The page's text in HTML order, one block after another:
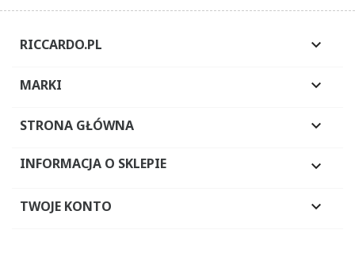
RICCARDO.PL 
MARKI 
STRONA GŁÓWNA 
INFORMACJA O SKLEPIE 
TWOJE KONTO 